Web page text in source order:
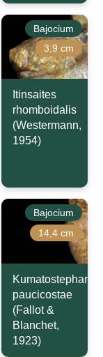
Bajocium
3,9 cm
Itinsaites
rhomboidalis
(Westermann,
1954)
Bajocium
14,4 cm
Kumatostephanus
paucicostae
(Fallot &
Blanchet,
1923)